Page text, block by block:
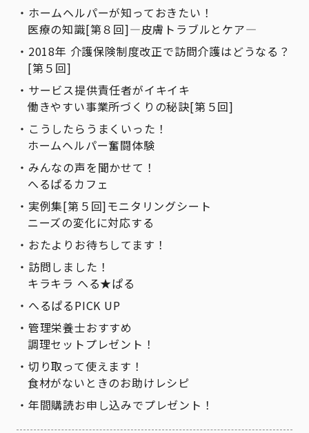
ホームヘルパーが知っておきたい！
医療の知識[第８回]―皮膚トラブルとケア―
2018年 介護保険制度改正で訪問介護はどうなる？
[第５回]
サービス提供責任者がイキイキ
働きやすい事業所づくりの秘訣[第５回]
こうしたらうまくいった！
ホームヘルパー奮闘体験
みんなの声を聞かせて！
へるぱるカフェ
実例集[第５回]モニタリングシート
ニーズの変化に対応する
おたよりお待ちしてます！
訪問しました！
キラキラ へる★ぱる
へるぱるPICK UP
管理栄養士おすすめ
調理セットプレゼント！
切り取って使えます！
食材がないときのお助けレシピ
年間購読お申し込みでプレゼント！